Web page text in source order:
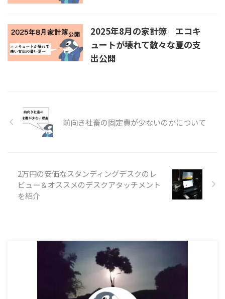
2025年8月の家計簿 エコキ
ュートが壊れて散々な夏の支
出公開
前向き社畜の固定費が少ないのかについて
2万円の安価なスタンディングデスクのレ
ビュー＆オススメのデスクアタッチメント
を紹介